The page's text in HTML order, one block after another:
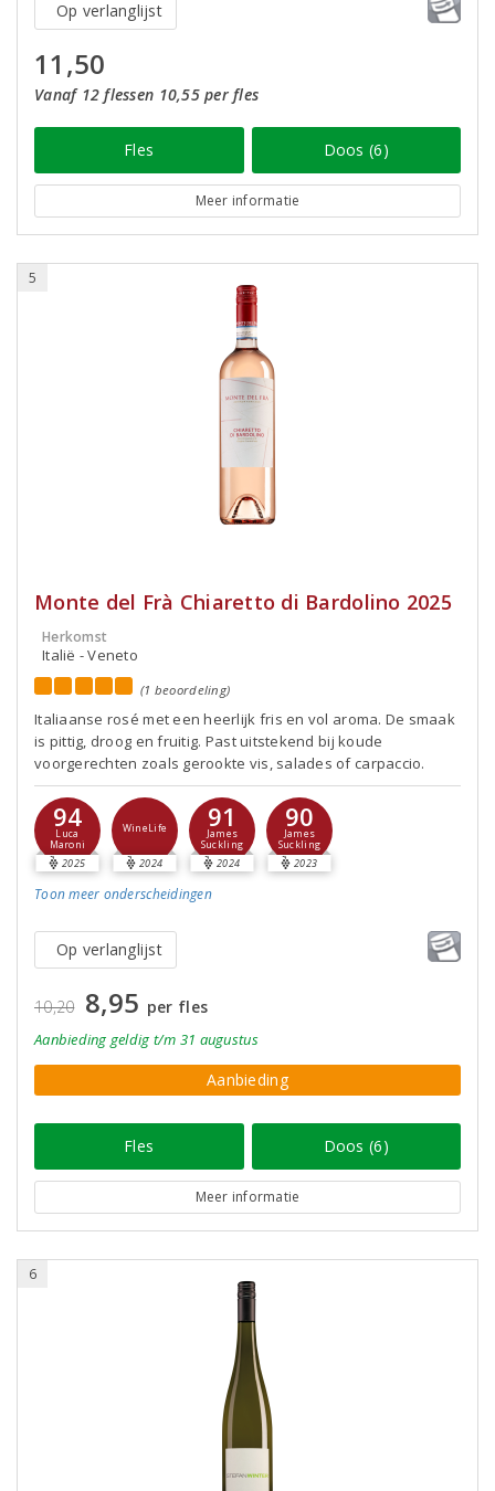
Op verlanglijst
11,50
Vanaf 12 flessen 10,55 per fles
Fles Doos (6)
Meer informatie
5
Monte del Frà Chiaretto di Bardolino 2025
Herkomst
Italië - Veneto
(1 beoordeling)
Italiaanse rosé met een heerlijk fris en vol aroma. De smaak
is pittig, droog en fruitig. Past uitstekend bij koude
voorgerechten zoals gerookte vis, salades of carpaccio.
94
Luca
Maroni
2025
WineLife
2024
91
James
Suckling
2024
90
James
Suckling
2023
Toon meer onderscheidingen
Op verlanglijst
10,20 8,95 per fles
Aanbieding geldig t/m 31 augustus
Aanbieding
Fles Doos (6)
Meer informatie
6